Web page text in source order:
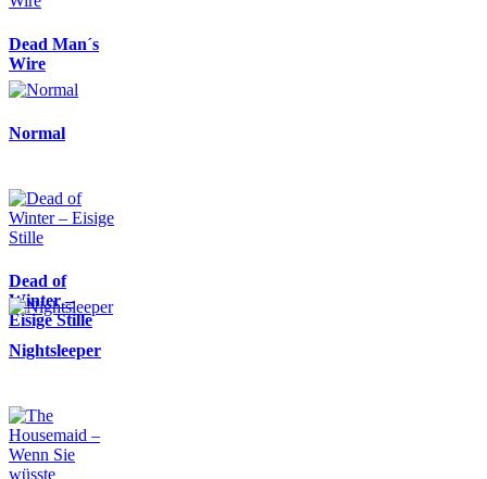
Dead Man´s
Wire
Normal
Dead of
Winter –
Eisige Stille
Nightsleeper